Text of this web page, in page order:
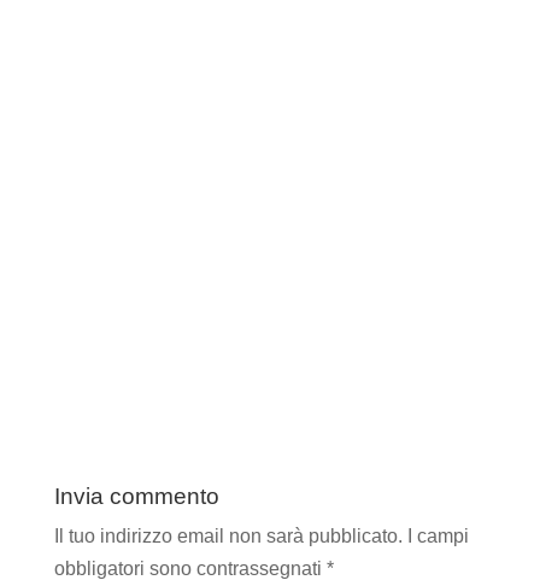
Invia commento
Il tuo indirizzo email non sarà pubblicato.
I campi
obbligatori sono contrassegnati *